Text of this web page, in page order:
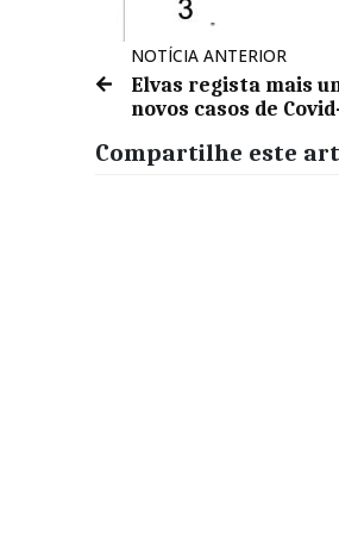
NOTÍCIA ANTERIOR
Elvas regista mais
novos casos de
Compartilhe este